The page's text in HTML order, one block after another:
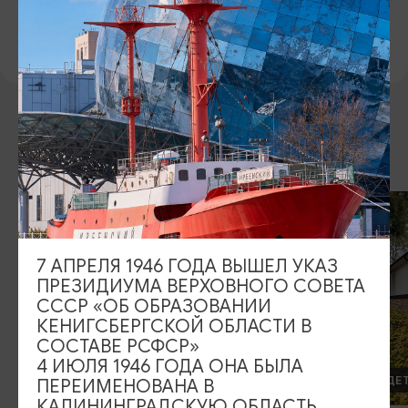
ПРЕДЛОЖИТЬ ИНФОРМАЦИЮ
ДРУГИЕ МЕСТА
ДЕТСКИЕ МАСТЕР-КЛАССЫ ОТДЫХ С
7 АПРЕЛЯ 1946 ГОДА ВЫШЕЛ УКАЗ
ПРЕЗИДИУМА ВЕРХОВНОГО СОВЕТА
СССР «ОБ ОБРАЗОВАНИИ
КЕНИГСБЕРГСКОЙ ОБЛАСТИ В
СОСТАВЕ РСФСР»
4 ИЮЛЯ 1946 ГОДА ОНА БЫЛА
ПЕРЕИМЕНОВАНА В